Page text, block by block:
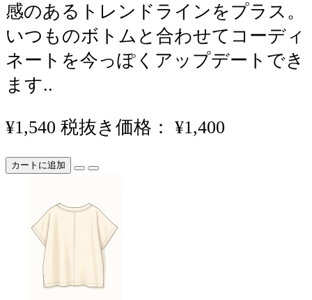
感のあるトレンドラインをプラス。
いつものボトムと合わせてコーディ
ネートを今っぽくアップデートでき
ます..
¥1,540 税抜き価格： ¥1,400
カートに追加